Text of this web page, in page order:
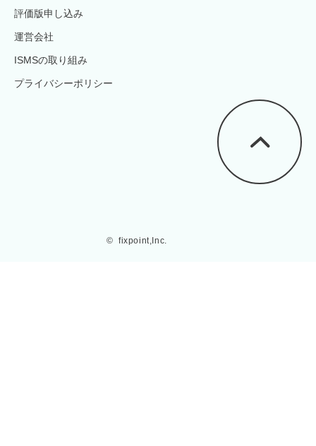
評価版申し込み
運営会社
ISMSの取り組み
プライバシーポリシー
©  fixpoint,Inc.